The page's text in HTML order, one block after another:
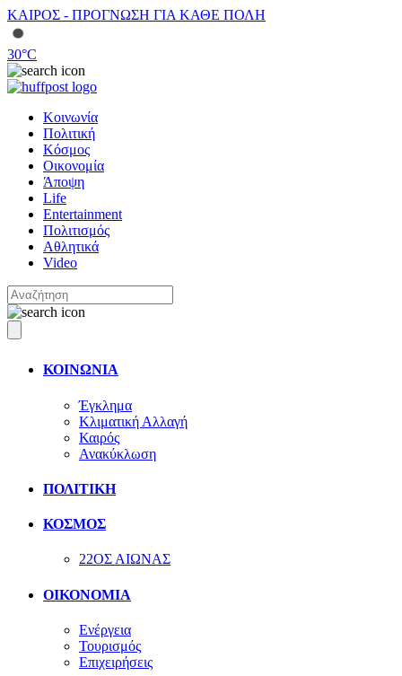
ΚΑΙΡΟΣ - ΠΡΟΓΝΩΣΗ ΓΙΑ ΚΑΘΕ ΠΟΛΗ
30°C
Κοινωνία
Πολιτική
Κόσμος
Οικονομία
Άποψη
Life
Entertainment
Πολιτισμός
Αθλητικά
Video
ΚΟΙΝΩΝΙΑ
Έγκλημα
Κλιματική Αλλαγή
Καιρός
Ανακύκλωση
ΠΟΛΙΤΙΚΗ
ΚΟΣΜΟΣ
22ΟΣ ΑΙΩΝΑΣ
ΟΙΚΟΝΟΜΙΑ
Ενέργεια
Τουρισμός
Επιχειρήσεις